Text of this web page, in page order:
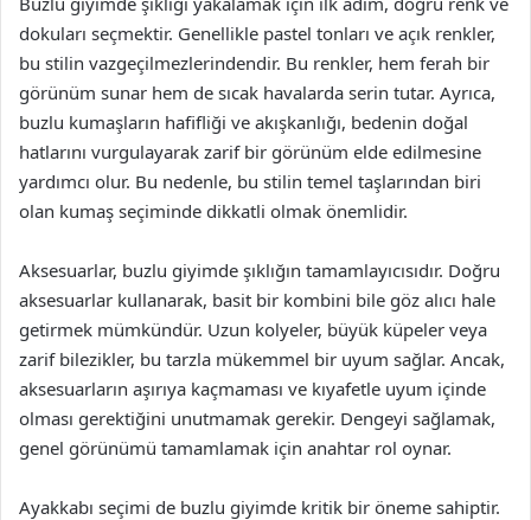
dokuları seçmektir. Genellikle pastel tonları ve açık renkler,
bu stilin vazgeçilmezlerindendir. Bu renkler, hem ferah bir
görünüm sunar hem de sıcak havalarda serin tutar. Ayrıca,
buzlu kumaşların hafifliği ve akışkanlığı, bedenin doğal
hatlarını vurgulayarak zarif bir görünüm elde edilmesine
yardımcı olur. Bu nedenle, bu stilin temel taşlarından biri
olan kumaş seçiminde dikkatli olmak önemlidir.
Aksesuarlar, buzlu giyimde şıklığın tamamlayıcısıdır. Doğru
aksesuarlar kullanarak, basit bir kombini bile göz alıcı hale
getirmek mümkündür. Uzun kolyeler, büyük küpeler veya
zarif bilezikler, bu tarzla mükemmel bir uyum sağlar. Ancak,
aksesuarların aşırıya kaçmaması ve kıyafetle uyum içinde
olması gerektiğini unutmamak gerekir. Dengeyi sağlamak,
genel görünümü tamamlamak için anahtar rol oynar.
Ayakkabı seçimi de buzlu giyimde kritik bir öneme sahiptir.